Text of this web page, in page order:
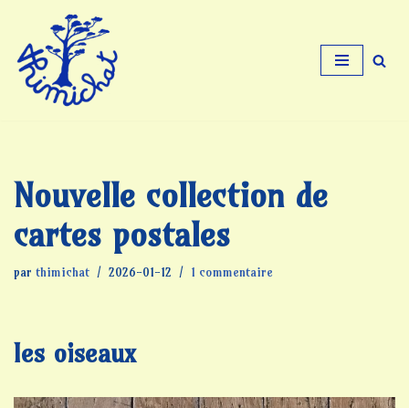
Aller
au
contenu
Nouvelle collection de
cartes postales
par thimichat 2026-01-12 1 commentaire
les oiseaux